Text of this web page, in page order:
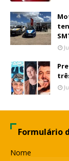
Formulário
Nome